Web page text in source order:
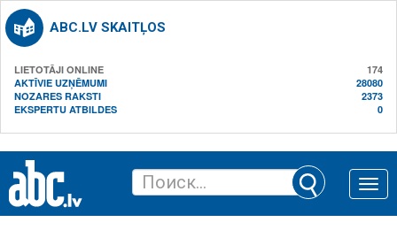
ABC.LV SKAITĻOS
LIETOTĀJI ONLINE
174
AKTĪVIE UZŅĒMUMI
28080
NOZARES RAKSTI
2373
EKSPERTU ATBILDES
0
Toggle